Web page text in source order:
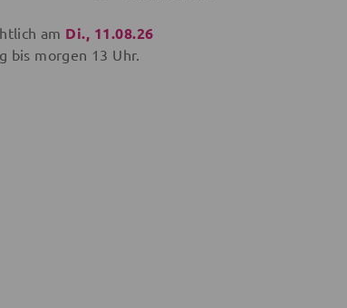
am Di., 11.08.26
bis morgen 13 Uhr.